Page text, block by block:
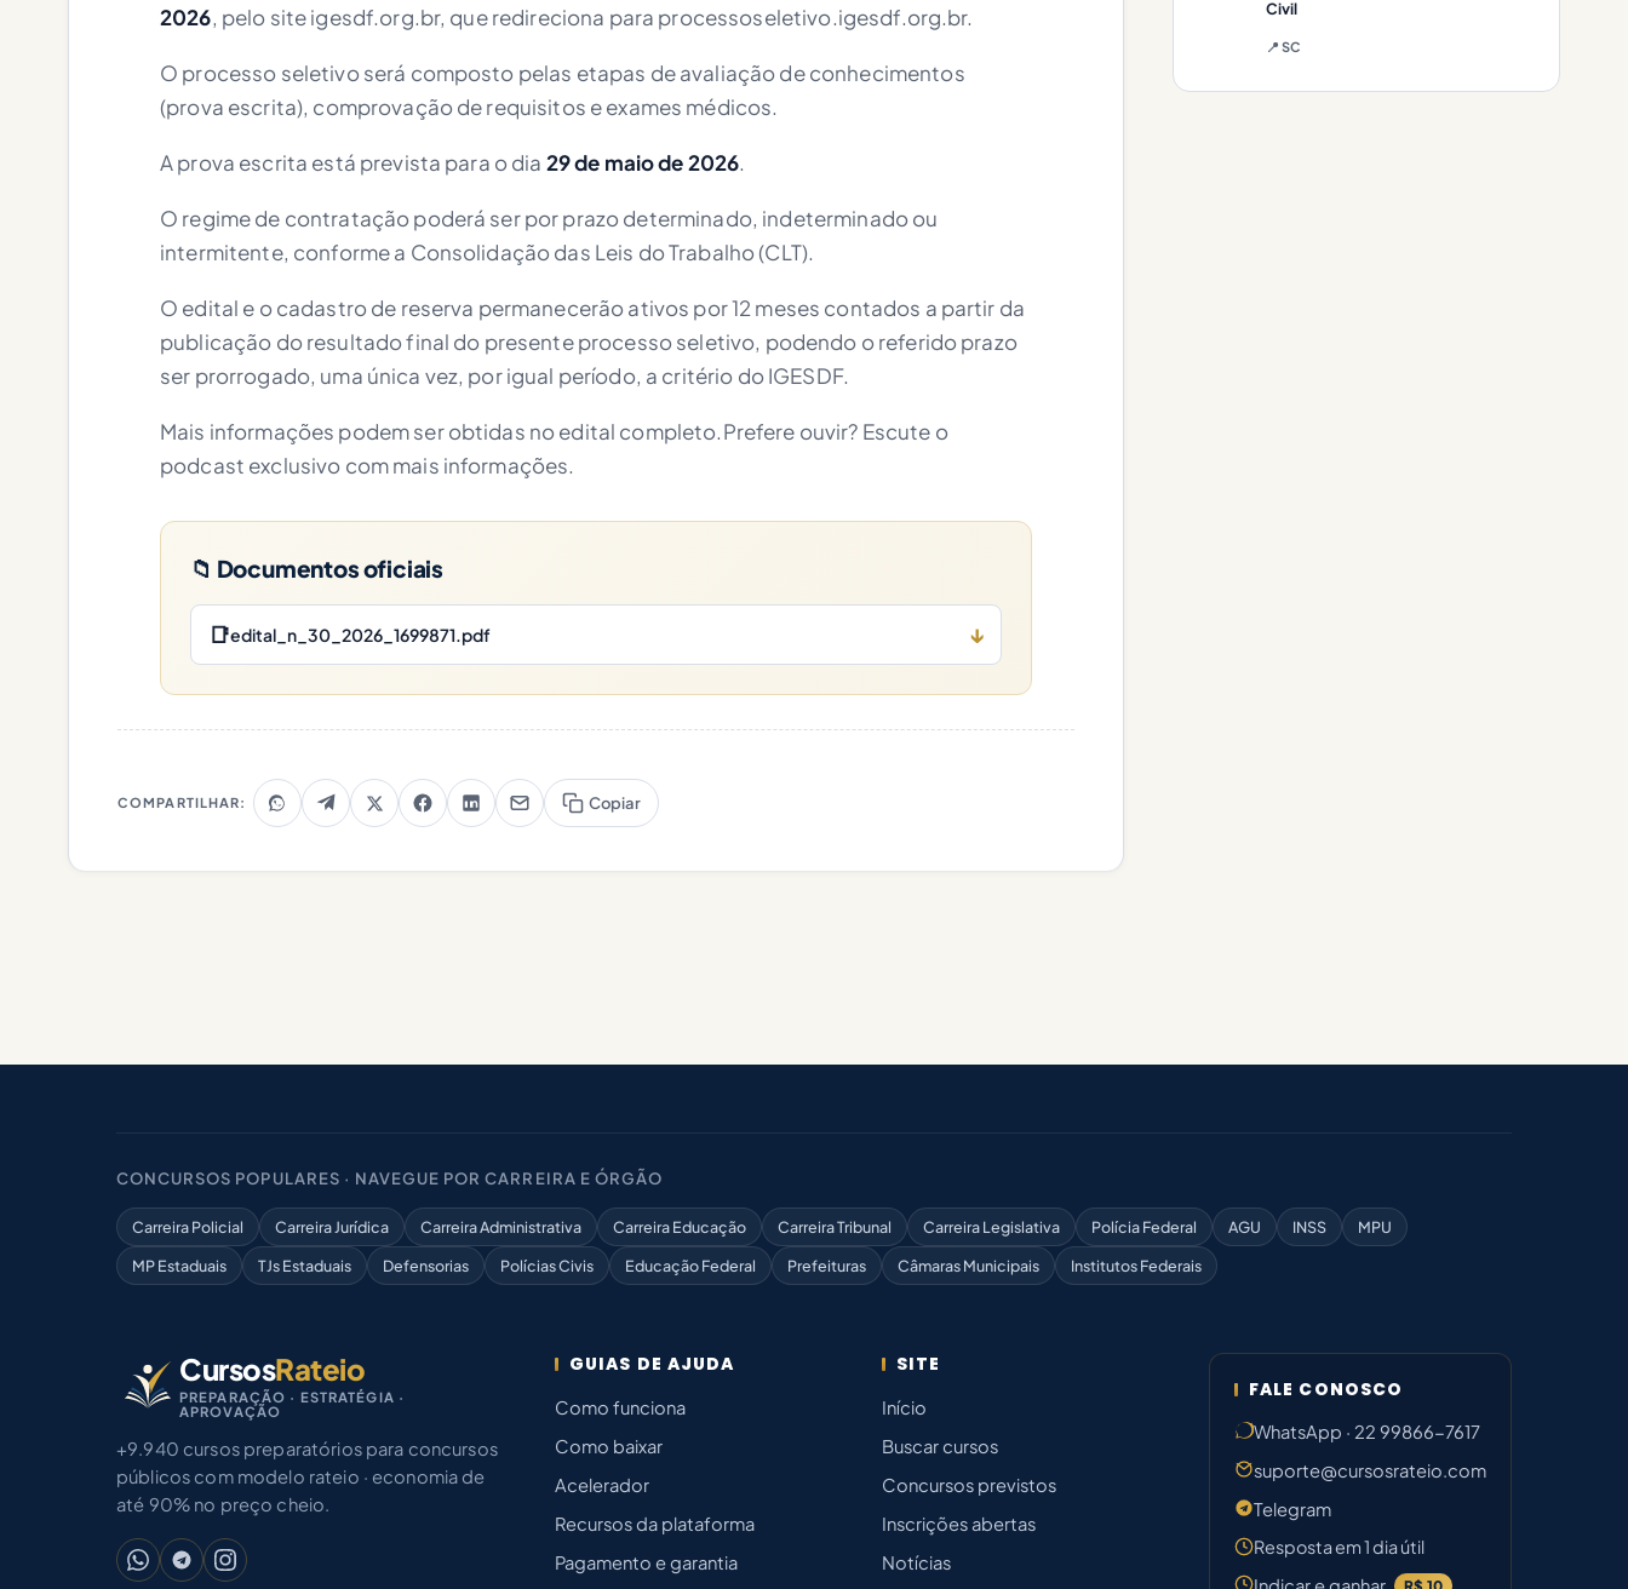
2026, pelo site igesdf.org.br, que redireciona para processoseletivo.igesdf.org.br.
O processo seletivo será composto pelas etapas de avaliação de conhecimentos
(prova escrita), comprovação de requisitos e exames médicos.
A prova escrita está prevista para o dia 29 de maio de 2026.
O regime de contratação poderá ser por prazo determinado, indeterminado ou
intermitente, conforme a Consolidação das Leis do Trabalho (CLT).
O edital e o cadastro de reserva permanecerão ativos por 12 meses contados a partir da
publicação do resultado final do presente processo seletivo, podendo o referido prazo
ser prorrogado, uma única vez, por igual período, a critério do IGESDF.
Mais informações podem ser obtidas no edital completo.Prefere ouvir? Escute o
podcast exclusivo com mais informações.
📁 Documentos oficiais
📑edital_n_30_2026_1699871.pdf ↓
COMPARTILHAR: Copiar
Civil
📍 SC
CONCURSOS POPULARES · NAVEGUE POR CARREIRA E ÓRGÃO
Carreira Policial Carreira Jurídica Carreira Administrativa Carreira Educação Carreira Tribunal Carreira Legislativa Polícia Federal AGU INSS
MPU
MP Estaduais
TJs Estaduais Defensorias Polícias Civis Educação Federal Prefeituras Câmaras Municipais Institutos Federais
CursosRateio
PREPARAÇÃO · ESTRATÉGIA ·
APROVAÇÃO
+9.940 cursos preparatórios para concursos
públicos com modelo rateio · economia de
até 90% no preço cheio.
GUIAS DE AJUDA
Como funciona
Como baixar
Acelerador
Recursos da plataforma
Pagamento e garantia
SITE
Início
Buscar cursos
Concursos previstos
Inscrições abertas
Notícias
FALE CONOSCO
WhatsApp · 22 99866-7617
suporte@cursosrateio.com
Telegram
Resposta em 1 dia útil